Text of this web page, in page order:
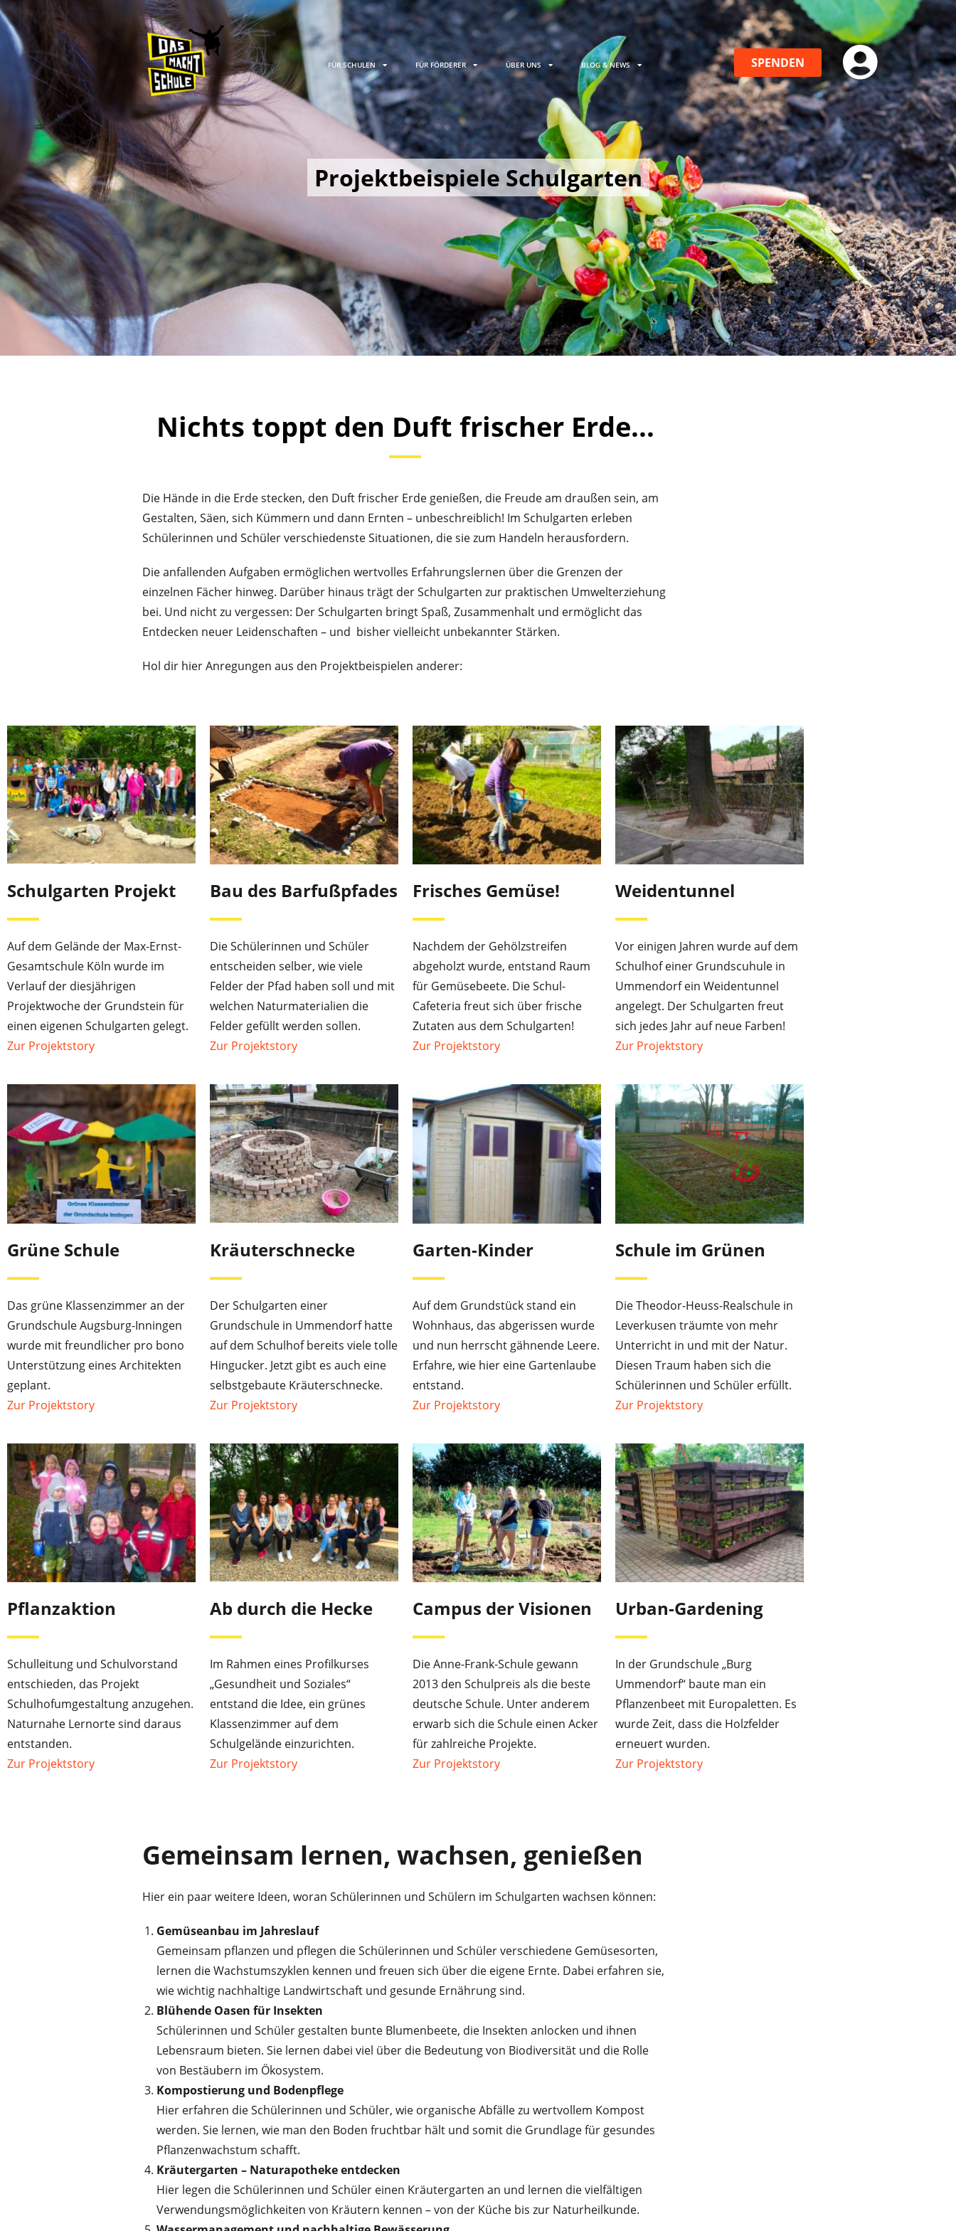
FÜR SCHULEN FÜR FÖRDERER ÜBER UNS BLOG & NEWS SPENDEN
Projektbeispiele Schulgarten
Nichts toppt den Duft frischer Erde...
Die Hände in die Erde stecken, den Duft frischer Erde genießen, die Freude am draußen sein, am
Gestalten, Säen, sich Kümmern und dann Ernten – unbeschreiblich! Im Schulgarten erleben
Schülerinnen und Schüler verschiedenste Situationen, die sie zum Handeln herausfordern.
Die anfallenden Aufgaben ermöglichen wertvolles Erfahrungslernen über die Grenzen der
einzelnen Fächer hinweg. Darüber hinaus trägt der Schulgarten zur praktischen Umwelterziehung
bei. Und nicht zu vergessen: Der Schulgarten bringt Spaß, Zusammenhalt und ermöglicht das
Entdecken neuer Leidenschaften – und bisher vielleicht unbekannter Stärken.
Hol dir hier Anregungen aus den Projektbeispielen anderer:
Schulgarten Projekt
Auf dem Gelände der Max-Ernst-
Gesamtschule Köln wurde im
Verlauf der diesjährigen
Projektwoche der Grundstein für
einen eigenen Schulgarten gelegt.
Zur Projektstory
Bau des Barfußpfades
Die Schülerinnen und Schüler
entscheiden selber, wie viele
Felder der Pfad haben soll und mit
welchen Naturmaterialien die
Felder gefüllt werden sollen.
Zur Projektstory
Frisches Gemüse!
Nachdem der Gehölzstreifen
abgeholzt wurde, entstand Raum
für Gemüsebeete. Die Schul-
Cafeteria freut sich über frische
Zutaten aus dem Schulgarten!
Zur Projektstory
Weidentunnel
Vor einigen Jahren wurde auf dem
Schulhof einer Grundscuhule in
Ummendorf ein Weidentunnel
angelegt. Der Schulgarten freut
sich jedes Jahr auf neue Farben!
Zur Projektstory
Grüne Schule
Das grüne Klassenzimmer an der
Grundschule Augsburg-Inningen
wurde mit freundlicher pro bono
Unterstützung eines Architekten
geplant.
Zur Projektstory
Kräuterschnecke
Der Schulgarten einer
Grundschule in Ummendorf hatte
auf dem Schulhof bereits viele tolle
Hingucker. Jetzt gibt es auch eine
selbstgebaute Kräuterschnecke.
Zur Projektstory
Garten-Kinder
Auf dem Grundstück stand ein
Wohnhaus, das abgerissen wurde
und nun herrscht gähnende Leere.
Erfahre, wie hier eine Gartenlaube
entstand.
Zur Projektstory
Schule im Grünen
Die Theodor-Heuss-Realschule in
Leverkusen träumte von mehr
Unterricht in und mit der Natur.
Diesen Traum haben sich die
Schülerinnen und Schüler erfüllt.
Zur Projektstory
Pflanzaktion
Schulleitung und Schulvorstand
entschieden, das Projekt
Schulhofumgestaltung anzugehen.
Naturnahe Lernorte sind daraus
entstanden.
Zur Projektstory
Ab durch die Hecke
Im Rahmen eines Profilkurses
„Gesundheit und Soziales“
entstand die Idee, ein grünes
Klassenzimmer auf dem
Schulgelände einzurichten.
Zur Projektstory
Campus der Visionen
Die Anne-Frank-Schule gewann
2013 den Schulpreis als die beste
deutsche Schule. Unter anderem
erwarb sich die Schule einen Acker
für zahlreiche Projekte.
Zur Projektstory
Urban-Gardening
In der Grundschule „Burg
Ummendorf“ baute man ein
Pflanzenbeet mit Europaletten. Es
wurde Zeit, dass die Holzfelder
erneuert wurden.
Zur Projektstory
Gemeinsam lernen, wachsen, genießen
Hier ein paar weitere Ideen, woran Schülerinnen und Schülern im Schulgarten wachsen können:
Gemüseanbau im Jahreslauf
Gemeinsam pflanzen und pflegen die Schülerinnen und Schüler verschiedene Gemüsesorten,
lernen die Wachstumszyklen kennen und freuen sich über die eigene Ernte. Dabei erfahren sie,
wie wichtig nachhaltige Landwirtschaft und gesunde Ernährung sind.
Blühende Oasen für Insekten
Schülerinnen und Schüler gestalten bunte Blumenbeete, die Insekten anlocken und ihnen
Lebensraum bieten. Sie lernen dabei viel über die Bedeutung von Biodiversität und die Rolle
von Bestäubern im Ökosystem.
Kompostierung und Bodenpflege
Hier erfahren die Schülerinnen und Schüler, wie organische Abfälle zu wertvollem Kompost
werden. Sie lernen, wie man den Boden fruchtbar hält und somit die Grundlage für gesundes
Pflanzenwachstum schafft.
Kräutergarten – Naturapotheke entdecken
Hier legen die Schülerinnen und Schüler einen Kräutergarten an und lernen die vielfältigen
Verwendungsmöglichkeiten von Kräutern kennen – von der Küche bis zur Naturheilkunde.